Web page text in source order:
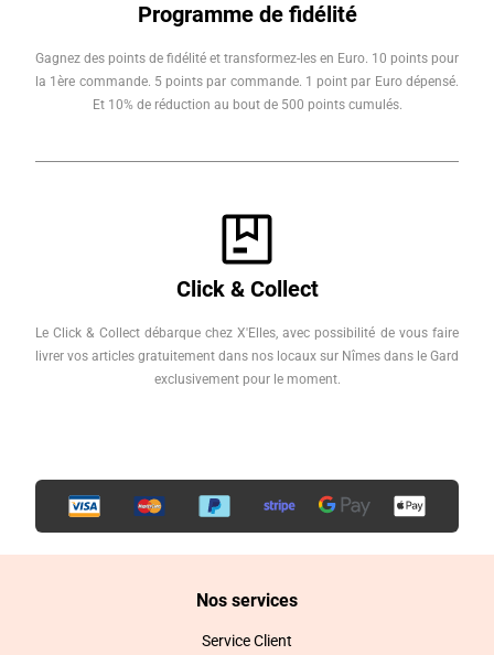
Programme de fidélité
Gagnez des points de fidélité et transformez-les en Euro. 10 points pour
la 1ère commande. 5 points par commande. 1 point par Euro dépensé.
Et 10% de réduction au bout de 500 points cumulés.
Click & Collect
Le Click & Collect débarque chez X'Elles, avec possibilité de vous faire
livrer vos articles gratuitement dans nos locaux sur Nîmes dans le Gard
exclusivement pour le moment.
Nos services
Service Client